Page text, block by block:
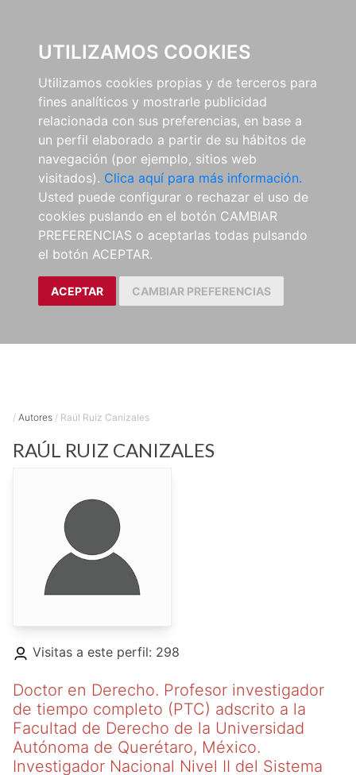
UTILIZAMOS COOKIES
Utilizamos cookies propias y de terceros para
fines analíticos y mostrarle publicidad
relacionada con sus preferencias, en base a
un perfil elaborado a partir de su hábitos de
navegación (por ejemplo, sitios web
visitados). Clica aquí para más información.
Usted puede configurar o rechazar el uso de
cookies puslando en el botón CAMBIAR
PREFERENCIAS o aceptarlas todas pulsando
el botón ACEPTAR.
ACEPTAR CAMBIAR PREFERENCIAS
/ Autores / Raúl Ruiz Canizales
RAÚL RUIZ CANIZALES
Visitas a este perfil: 298
Doctor en Derecho. Profesor investigador
de tiempo completo (PTC) adscrito a la
Facultad de Derecho de la Universidad
Autónoma de Querétaro, México.
Investigador Nacional Nivel II del Sistema